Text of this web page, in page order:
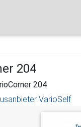
204
204
VarioSelf